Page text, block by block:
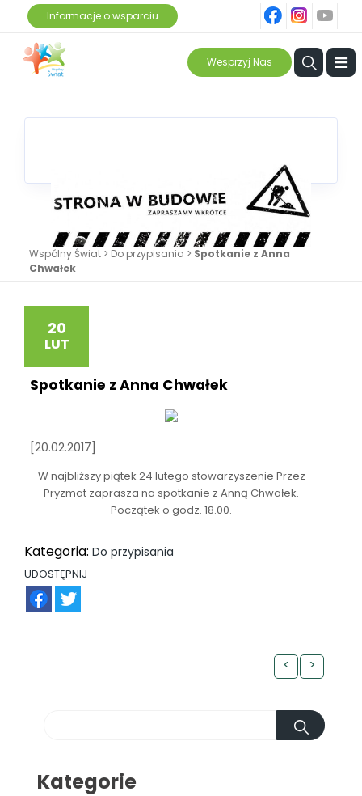
Informacje o wsparciu
ins
Wesprzyj Nas ≡
Wspólny Świat > Do przypisania > Spotkanie z Anna
Chwałek
20
LUT
Spotkanie z Anna Chwałek
[20.02.2017]
W najbliższy piątek 24 lutego stowarzyszenie Przez
Pryzmat zaprasza na spotkanie z Anną Chwałek.
Początek o godz. 18.00.
Kategoria: Do przypisania
UDOSTĘPNIJ
< >
Kategorie